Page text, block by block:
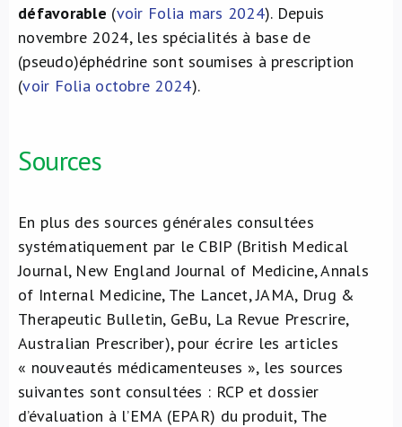
défavorable (voir Folia mars 2024). Depuis
novembre 2024, les spécialités à base de
(pseudo)éphédrine sont soumises à prescription
(voir Folia octobre 2024).
Sources
En plus des sources générales consultées
systématiquement par le CBIP (British Medical
Journal, New England Journal of Medicine, Annals
of Internal Medicine, The Lancet, JAMA, Drug &
Therapeutic Bulletin, GeBu, La Revue Prescrire,
Australian Prescriber), pour écrire les articles
« nouveautés médicamenteuses », les sources
suivantes sont consultées : RCP et dossier
d’évaluation à l’EMA (EPAR) du produit, The